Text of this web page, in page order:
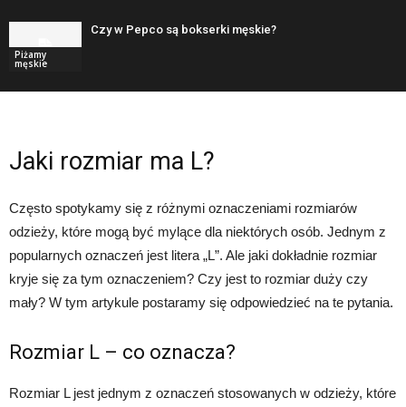
Piżamy
męskie
Czy w Pepco są bokserki męskie?
Jaki rozmiar ma L?
Często spotykamy się z różnymi oznaczeniami rozmiarów
odzieży, które mogą być mylące dla niektórych osób. Jednym z
popularnych oznaczeń jest litera „L”. Ale jaki dokładnie rozmiar
kryje się za tym oznaczeniem? Czy jest to rozmiar duży czy
mały? W tym artykule postaramy się odpowiedzieć na te pytania.
Rozmiar L – co oznacza?
Rozmiar L jest jednym z oznaczeń stosowanych w odzieży, które